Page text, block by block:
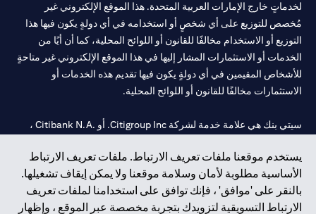
يستخدم موقعنا ملفات تعريف الارتباط. ملفات تعريف الارتباط
الأساسية مطلوبة لأمان وسلامة موقعنا ولا يمكن إيقاف تشغيلها.
بالنقر على 'موافق' ، فإنك توافق على استخدامنا لملفات تعريف
الارتباط التسويقية لتزويدك بتجربة مخصصة عبر الموقع ، وإظهار
لخدماتٍ خارج الإمارات العربية المتحدة. هذا الموقع الإلكتروني غير
مُخصص للتوزيع على أي شخصٍ أو استخدامه في أي دولةٍ يكون فيها هذا
التوزيع أو الاستخدام مخالفًا للقانون أو اللوائح المحلية، كما أن أيًا من
الخدمات أو الاستثمارات المشار إليها في هذا الموقع الإلكتروني غير متاحةٍ
للأشخاص المقيمين في أي دولةٍ يكون فيها تقديم هذه الخدمات أو
الاستثمارات مخالفًا للقانون أو اللوائح المحلية.
سيتي بنك هي علامة خدمة لشركة Citigroup Inc. أو .Citibank N.A ،
سيتي بنك إن. إيه. الإمارات مسجل لدى مصرف الإمارات المركزي تحت
أرقام التراخيص 202563 لفرع الوصل في دبي، 531989 لفرع مول
الإمارات في دبي، وCN-1002019لفرع أبوظبي. هاتف: 4000 311 04.